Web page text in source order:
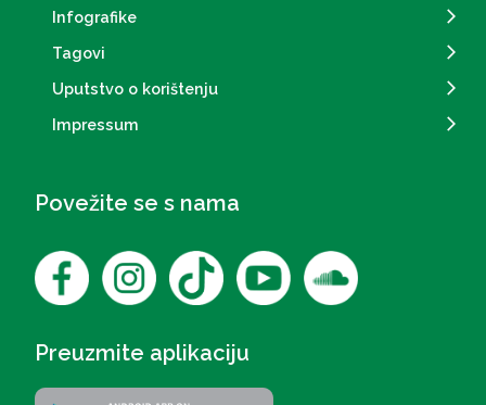
Infografike
Tagovi
Uputstvo o korištenju
Impressum
Povežite se s nama
Preuzmite aplikaciju